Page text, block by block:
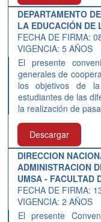
DEPARTAMENTO
LA EDUCACIÓN DE
FECHA DE FIRMA:
VIGENCIA: 5 AÑOS
El presente
generales de
los objetivos de
estudiantes de las
la realización de
Descargar
DIRECCION
ADMINISTRACION
UMSA - FACULTAD
FECHA DE FIRMA:
VIGENCIA: 2 AÑOS
El presente